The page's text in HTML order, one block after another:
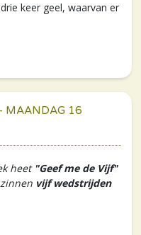
keer geel, waarvan er
MAANDAG 16
heet "Geef me de Vijf"
vijf wedstrijden